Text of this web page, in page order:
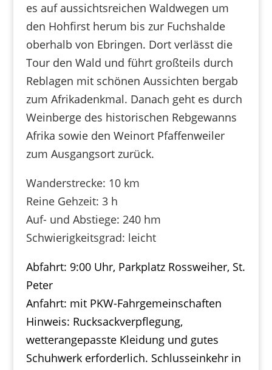
es auf aussichtsreichen Waldwegen um
den Hohfirst herum bis zur Fuchshalde
oberhalb von Ebringen. Dort verlässt die
Tour den Wald und führt großteils durch
Reblagen mit schönen Aussichten bergab
zum Afrikadenkmal. Danach geht es durch
Weinberge des historischen Rebgewanns
Afrika sowie den Weinort Pfaffenweiler
zum Ausgangsort zurück.
Wanderstrecke: 10 km
Reine Gehzeit: 3 h
Auf- und Abstiege: 240 hm
Schwierigkeitsgrad: leicht
Abfahrt: 9:00 Uhr, Parkplatz Rossweiher, St.
Peter
Anfahrt: mit PKW-Fahrgemeinschaften
Hinweis: Rucksackverpflegung,
wetterangepasste Kleidung und gutes
Schuhwerk erforderlich. Schlusseinkehr in